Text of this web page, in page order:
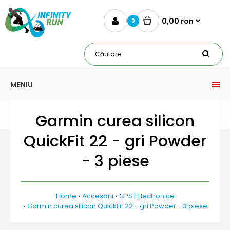
0 0,00 ron
MENIU
Garmin curea silicon
QuickFit 22 - gri Powder
- 3 piese
Home Accesorii
GPS | Electronice
Garmin curea silicon QuickFit 22 - gri Powder - 3 piese